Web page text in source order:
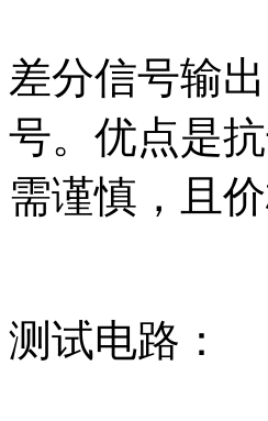
差分信号输
号。优点是
需谨慎，且
测试电路：